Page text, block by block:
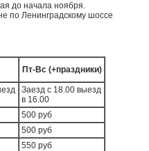
до начала ноября.
по Ленинградскому шоссе
Пт-Вс (+праздники)
Заезд с 18.00 выезд
в 16.00
500 руб
500 руб
550 руб